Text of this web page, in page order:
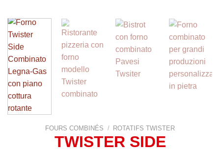
FOURS COMBINÉS / ROTATIFS TWISTER
TWISTER SIDE